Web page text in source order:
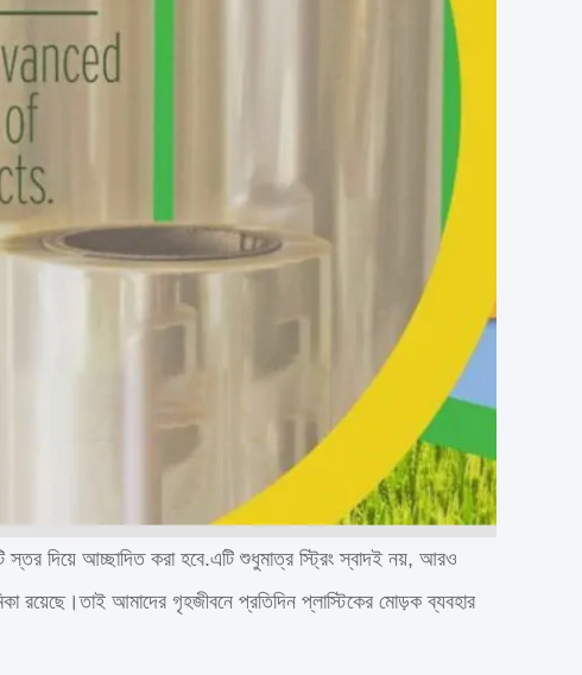
স্তর দিয়ে আচ্ছাদিত করা হবে.এটি শুধুমাত্র স্ট্রিং স্বাদই নয়, আরও
রয়েছে।তাই আমাদের গৃহজীবনে প্রতিদিন প্লাস্টিকের মোড়ক ব্যবহার